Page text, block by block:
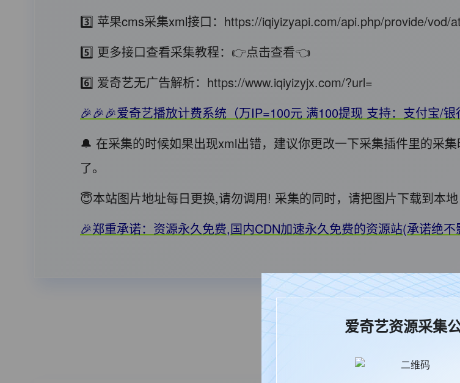
3️⃣ 苹果cms采集xml接口： https://iqiyizyapi.com/api.php/provide/vod/
5️⃣ 更多接口查看采集教程： 👉点击查看👈
6️⃣ 爱奇艺无广告解析： https://www.iqiyizyjx.com/?url=
🎉🎉🎉爱奇艺播放计费系统（万IP=100元 满100提现 支持：支付宝/银
🔔 在采集的时候如果出现xml出错，建议你更改一下采集插件里的采
了。
😇本站图片地址每日更换,请勿调用! 采集的同时，请把图片下载到本
🎉郑重承诺：资源永久免费,国内CDN加速永久免费的资源站(承诺绝
本站统计 65535 今
爱奇艺资源采集